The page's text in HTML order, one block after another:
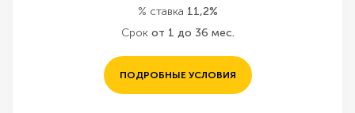
% ставка 11,2%
Срок от 1 до 36 мес.
ПОДРОБНЫЕ УСЛОВИЯ